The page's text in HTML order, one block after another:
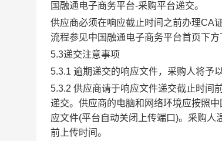
国 融通电子商务平台-采购平台递交。
供应商必须在响应截止时间之前办理CA
流程参见中国 融通电子商务平台首页下方
5.3递交注意事项
5.3.1 逾期递交的响应文件，采购人将予
5.3.2 供应商请于响应文件递交截止时间
递交。供应商的电脑和网络环境应按照中
应文件(平台自动关闭上传端口)。采购人
前上传时间。